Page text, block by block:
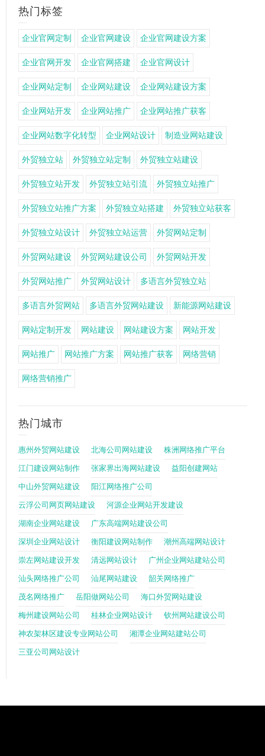
热门标签
企业官网定制 企业官网建设 企业官网建设方案
企业官网开发 企业官网搭建 企业官网设计
企业网站定制 企业网站建设 企业网站建设方案
企业网站开发 企业网站推广 企业网站推广获客
企业网站数字化转型 企业网站设计 制造业网站建设
外贸独立站 外贸独立站定制 外贸独立站建设
外贸独立站开发 外贸独立站引流 外贸独立站推广
外贸独立站推广方案 外贸独立站搭建 外贸独立站获客
外贸独立站设计 外贸独立站运营 外贸网站定制
外贸网站建设 外贸网站建设公司 外贸网站开发
外贸网站推广 外贸网站设计 多语言外贸独立站
多语言外贸网站 多语言外贸网站建设 新能源网站建设
网站定制开发 网站建设 网站建设方案 网站开发
网站推广 网站推广方案 网站推广获客 网络营销
网络营销推广
热门城市
惠州外贸网站建设 北海公司网站建设 株洲网络推广平台
江门建设网站制作 张家界出海网站建设 益阳创建网站
中山外贸网站建设 阳江网络推广公司
云浮公司网页网站建设 河源企业网站开发建设
湖南企业网站建设 广东高端网站建设公司
深圳企业网站设计 衡阳建设网站制作 潮州高端网站设计
崇左网站建设开发 清远网站设计 广州企业网站建站公司
汕头网络推广公司 汕尾网站建设 韶关网络推广
茂名网络推广 岳阳做网站公司 海口外贸网站建设
梅州建设网站公司 桂林企业网站设计 钦州网站建设公司
神农架林区建设专业网站公司 湘潭企业网站建站公司
三亚公司网站设计